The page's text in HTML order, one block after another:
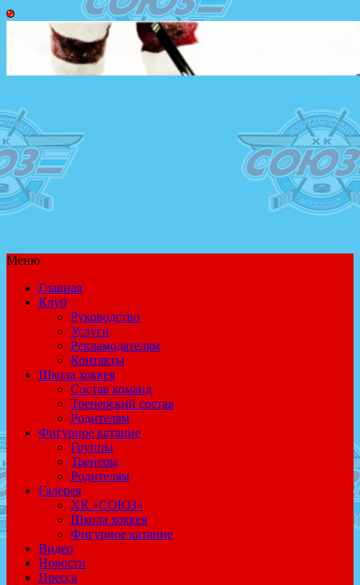
Меню
Главная
Клуб
Руководство
Услуги
Рекламодателям
Контакты
Школа хоккея
Состав команд
Тренерский состав
Родителям
Фигурное катание
Группы
Тренеры
Родителям
Галерея
ХК «СОЮЗ»
Школа хоккея
Фигурное катание
Видео
Новости
Пресса